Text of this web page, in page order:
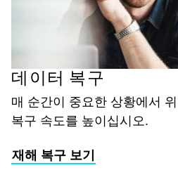
데이터 복구
매 순간이 중요한 상황에서
복구 속도를 높이십시오.
재해 복구 보기